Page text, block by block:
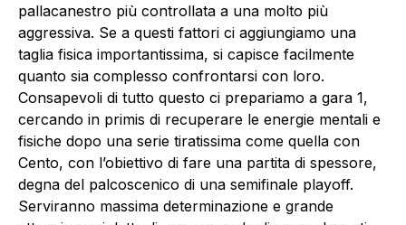
pallacanestro più controllata a una molto più
aggressiva. Se a questi fattori ci aggiungiamo una
taglia fisica importantissima, si capisce facilmente
quanto sia complesso confrontarsi con loro.
Consapevoli di tutto questo ci prepariamo a gara 1,
cercando in primis di recuperare le energie mentali e
fisiche dopo una serie tiratissima come quella con
Cento, con l’obiettivo di fare una partita di spessore,
degna del palcoscenico di una semifinale playoff.
Serviranno massima determinazione e grande